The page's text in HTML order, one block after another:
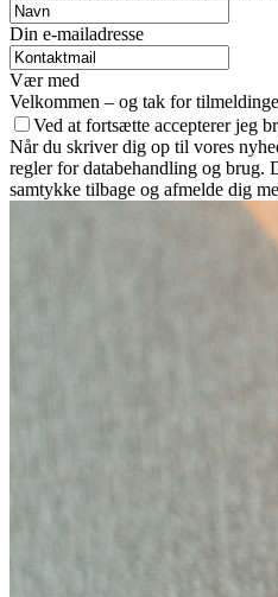
Din e-mailadresse
Vær med
Velkommen – og tak for
Ved at fortsætte accepterer jeg
Når du skriver dig op til vores
regler for databehandling og
samtykke tilbage og afmelde dig